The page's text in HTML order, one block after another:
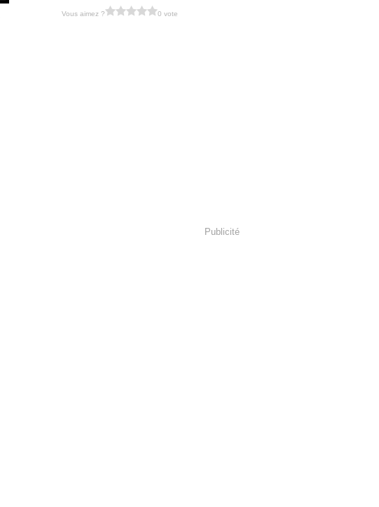
Vous aimez ? 0 vote
Publicité